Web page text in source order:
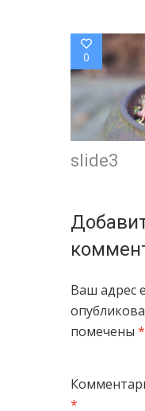
0
slide3
Ваш адрес
помечены *
*